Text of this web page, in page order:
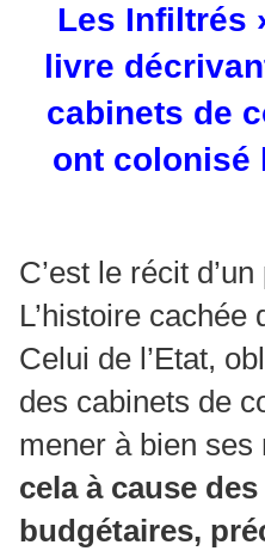
Les Infiltrés
livre
cabinets de
ont colonisé
C’est le récit
L’histoire cachée
Celui de l’Etat,
des cabinets de
mener à bien ses
cela à cause
budgétaires,